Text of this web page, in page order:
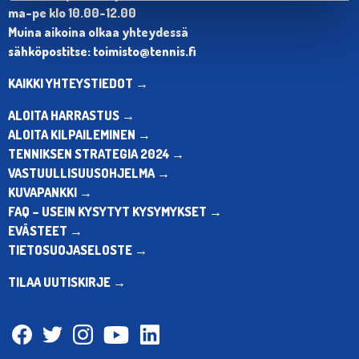
ma-pe klo 10.00-12.00
Muina aikoina olkaa yhteydessä
sähköpostitse: toimisto@tennis.fi
KAIKKI YHTEYSTIEDOT →
ALOITA HARRASTUS →
ALOITA KILPAILEMINEN →
TENNIKSEN STRATEGIA 2024 →
VASTUULLISUUSOHJELMA →
KUVAPANKKI →
FAQ – USEIN KYSYTYT KYSYMYKSET →
EVÄSTEET →
TIETOSUOJASELOSTE →
TILAA UUTISKIRJE →